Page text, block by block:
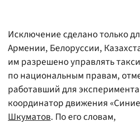
Исключение сделано только
Армении, Белоруссии,
им разрешено управлять
по национальным правам,
работавший для
координатор движения
Шкуматов. По его словам,